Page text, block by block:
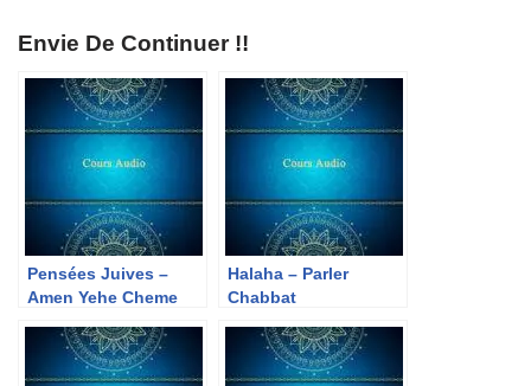
Envie De Continuer !!
Pensées Juives –
Amen Yehe Cheme
Halaha – Parler
Chabbat